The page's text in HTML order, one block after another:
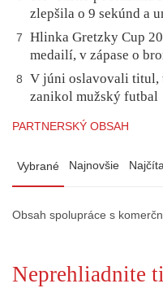
zlepšila o 9 sekúnd a
7
Hlinka Gretzky Cup
medailí, v zápase o
8
V júni oslavovali titul,
zanikol mužský futbal
PARTNERSKÝ OBSAH
Vybrané Najnovšie
Obsah spolupráce s
Neprehliadnite